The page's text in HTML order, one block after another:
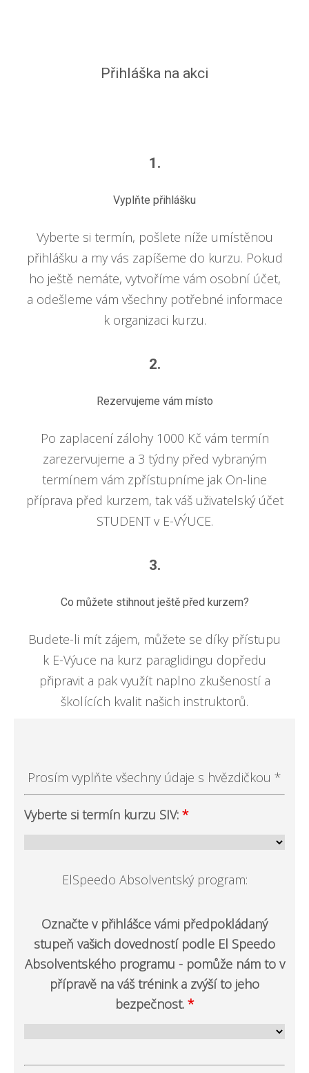
Přihláška na akci
1.
Vyplňte přihlášku
Vyberte si termín, pošlete níže umístěnou
přihlášku a my vás zapíšeme do kurzu. Pokud
ho ještě nemáte, vytvoříme vám osobní účet,
a odešleme vám všechny potřebné informace
k organizaci kurzu.
2.
Rezervujeme vám místo
Po zaplacení zálohy 1000 Kč vám termín
zarezervujeme a 3 týdny před vybraným
termínem vám zpřístupníme jak On-line
příprava před kurzem, tak váš uživatelský účet
STUDENT v E-VÝUCE.
3.
Co můžete stihnout ještě před kurzem?
Budete-li mít zájem, můžete se díky přístupu
k E-Výuce na kurz paraglidingu dopředu
připravit a pak využít naplno zkušeností a
školících kvalit našich instruktorů.
Prosím vyplňte všechny údaje s hvězdičkou *
Vyberte si termín kurzu SIV: *
ElSpeedo Absolventský program:
Označte v přihlášce vámi předpokládaný
stupeň vašich dovedností podle El Speedo
Absolventského programu - pomůže nám to v
přípravě na váš trénink a zvýší to jeho
bezpečnost. *